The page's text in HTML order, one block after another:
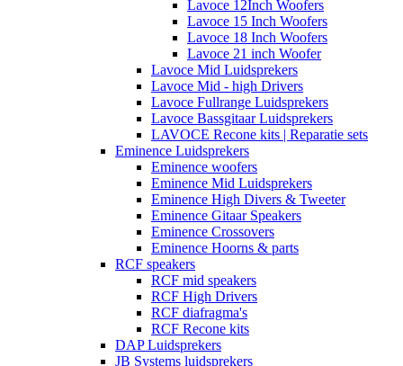
Lavoce 12Inch Woofers
Lavoce 15 Inch Woofers
Lavoce 18 Inch Woofers
Lavoce 21 inch Woofer
Lavoce Mid Luidsprekers
Lavoce Mid - high Drivers
Lavoce Fullrange Luidsprekers
Lavoce Bassgitaar Luidsprekers
LAVOCE Recone kits | Reparatie sets
Eminence Luidsprekers
Eminence woofers
Eminence Mid Luidsprekers
Eminence High Divers & Tweeter
Eminence Gitaar Speakers
Eminence Crossovers
Eminence Hoorns & parts
RCF speakers
RCF mid speakers
RCF High Drivers
RCF diafragma's
RCF Recone kits
DAP Luidsprekers
JB Systems luidsprekers